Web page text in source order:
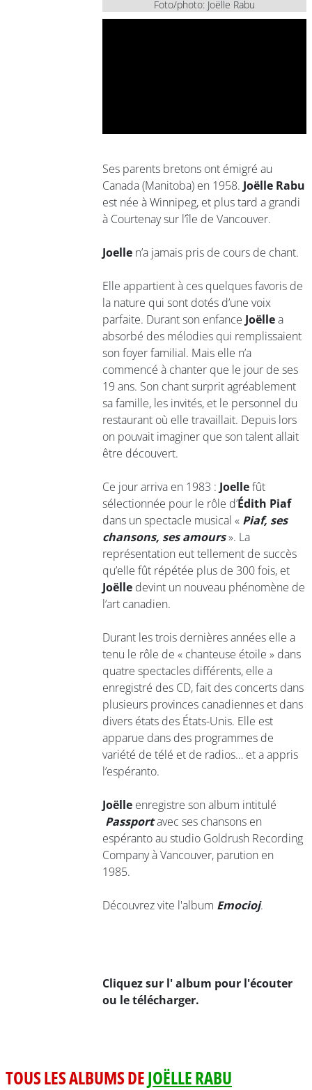
Foto/photo: Joëlle Rabu
Ses parents bretons ont émigré au
Canada (Manitoba) en 1958. Joëlle Rabu
est née à Winnipeg, et plus tard a grandi
à Courtenay sur l’île de Vancouver.
Joelle n’a jamais pris de cours de chant.
Elle appartient à ces quelques favoris de
la nature qui sont dotés d’une voix
parfaite. Durant son enfance Joëllea
absorbé des mélodies qui remplissaient
son foyer familial. Mais elle n’a
commencé à chanter que le jour de ses
19 ans. Son chant surprit agréablement
sa famille, les invités, et le personnel du
restaurant où elle travaillait. Depuis lors
on pouvait imaginer que son talent allait
être découvert.
Ce jour arriva en 1983 : Joellefût
sélectionnée pour le rôle d’Édith Piaf
dans un spectacle musical « Piaf, ses
chansons, ses amours». La
représentation eut tellement de succès
qu’elle fût répétée plus de 300 fois, et
Joëlle devint un nouveau phénomène de
l’art canadien.
Durant les trois dernières années elle a
tenu le rôle de « chanteuse étoile » dans
quatre spectacles différents, elle a
enregistré des CD, fait des concerts dans
plusieurs provinces canadiennes et dans
divers états des États-Unis. Elle est
apparue dans des programmes de
variété de télé et de radios… et a appris
l’espéranto.
Joëlle enregistre son album intitulé
Passportavec ses chansons en
espéranto au studio Goldrush Recording
Company à Vancouver, parution en
1985.
Découvrez vite l'album Emocioj.
Cliquez sur l' album pour l'écouter
ou le télécharger.
TOUS LES ALBUMS DEJOËLLE RABU